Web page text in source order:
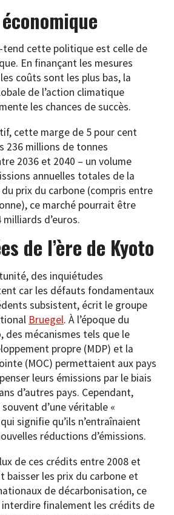
tend cette politique est celle de
En finançant les mesures
coûts sont les plus bas, la
de l’action climatique
les chances de succès.
cette marge de 5 pour cent
236 millions de tonnes
2036 et 2040 – un volume
annuelles totales de la
prix du carbone (compris entre
ce marché pourrait être
d’euros.
de l’ère de Kyoto
des inquiétudes
car les défauts fondamentaux
subsistent, écrit le groupe
Bruegel. À l’époque du
des mécanismes tels que le
propre (MDP) et la
(MOC) permettaient aux pays
leurs émissions par le biais
d’autres pays. Cependant,
d’une véritable «
signifie qu’ils n’entraînaient
réductions d’émissions.
de ces crédits entre 2008 et
baisser les prix du carbone et
de décarbonisation, ce
interdire finalement les crédits de